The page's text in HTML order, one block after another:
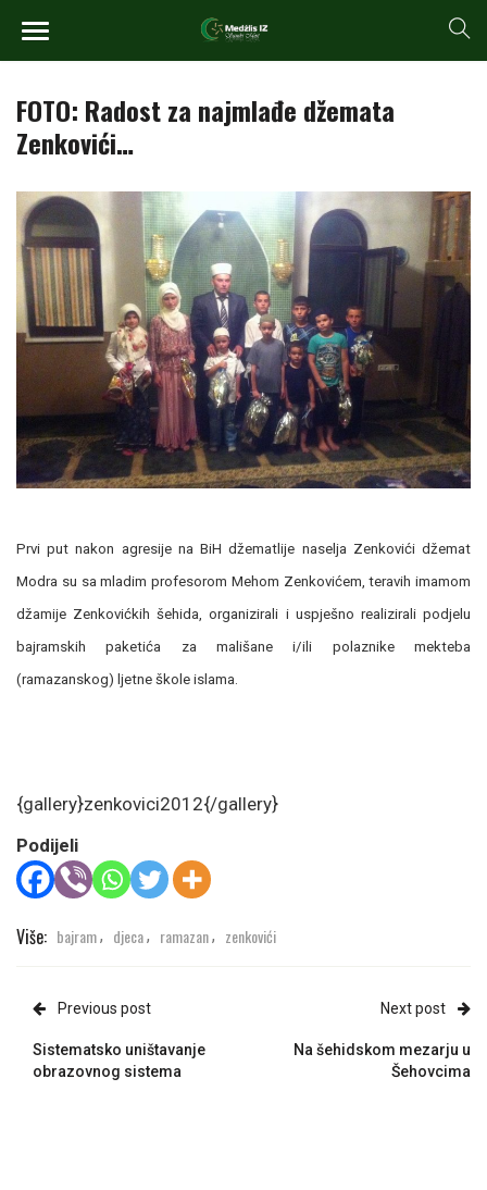
FOTO: Radost za najmlađe džemata
Zenkovići…
Prvi put nakon agresije na BiH džematlije naselja Zenkovići džemat
Modra su sa mladim profesorom Mehom Zenkovićem, teravih imamom
džamije Zenkovićkih šehida, organizirali i uspješno realizirali podjelu
bajramskih paketića za mališane i/ili polaznike mekteba
(ramazanskog) ljetne škole islama.
{gallery}zenkovici2012{/gallery}
Podijeli
Više: bajram, djeca, ramazan, zenkovići
Previous post
Sistematsko uništavanje
obrazovnog sistema
Next post
Na šehidskom mezarju u
Šehovcima